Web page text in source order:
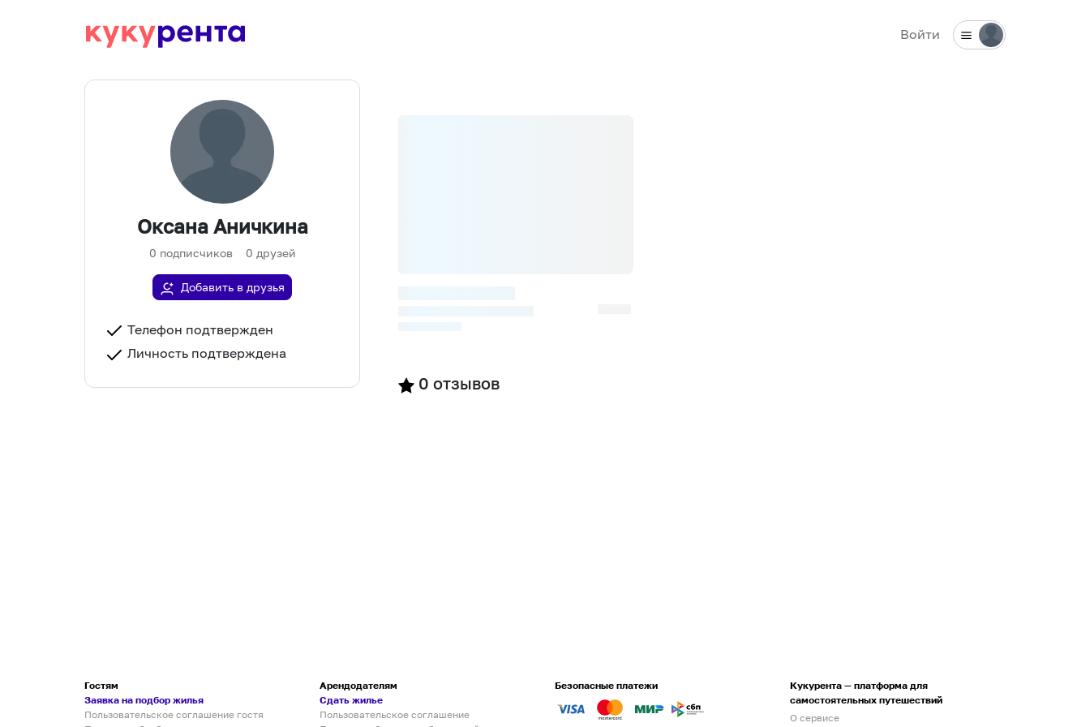
Войти
Оксана Аничкина
0 подписчиков 0 друзей
Добавить в друзья
Телефон подтвержден
Личность подтверждена
0 отзывов
Гостям
Заявка на подбор жилья
Пользовательское соглашение гостя
Арендодателям
Сдать жилье
Пользовательское соглашение
Безопасные платежи
Кукурента — платформа для
самостоятельных путешествий
О сервисе